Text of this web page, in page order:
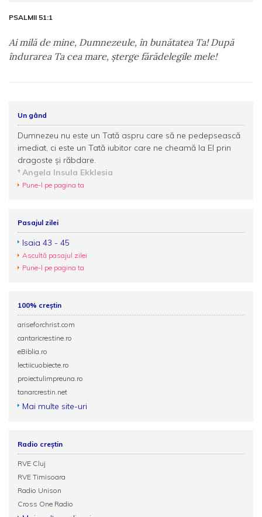
PSALMII 51:1
Ai milă de mine, Dumnezeule, în bunătatea Ta! După
îndurarea Ta cea mare, şterge fărădelegile mele!
Un gând
Dumnezeu nu este un Tată aspru care să ne pedepsească
imediat, ci este un Tată iubitor care ne cheamă la El prin
dragoste şi răbdare.
Angela Insula Ekklesia
Pune-l pe pagina ta
Pasajul zilei
Isaia 43 - 45
Ascultă pasajul zilei
Pune-l pe pagina ta
100% creștin
ariseforchrist.com
cantaricrestine.ro
eBiblia.ro
lectiicuobiecte.ro
proiectulimpreuna.ro
tanarcrestin.net
Mai multe site-uri
Radio creștin
RVE Cluj
RVE Timisoara
Radio Unison
Cross One Radio